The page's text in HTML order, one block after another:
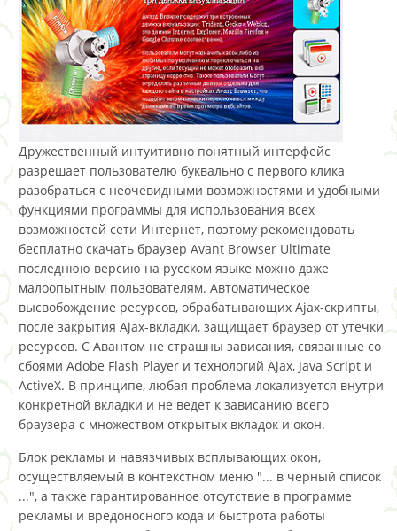
Дружественный интуитивно понятный интерфейс
разрешает пользователю буквально с первого клика
разобраться с неочевидными возможностями и удобными
функциями программы для использования всех
возможностей сети Интернет, поэтому рекомендовать
бесплатно скачать браузер Avant Browser Ultimate
последнюю версию на русском языке можно даже
малоопытным пользователям. Автоматическое
высвобождение ресурсов, обрабатывающих Ajax-скрипты,
после закрытия Ajax-вкладки, защищает браузер от утечки
ресурсов. С Авантом не страшны зависания, связанные со
cбоями Adobe Flash Player и технологий Ajax, Java Script и
ActiveX. В принципе, любая проблема локализуется внутри
конкретной вкладки и не ведет к зависанию всего
браузера с множеством открытых вкладок и окон.
Блок рекламы и навязчивых всплывающих окон,
осуществляемый в контекстном меню "... в черный список
...", а также гарантированное отсутствие в программе
рекламы и вредоносного кода и быстрота работы